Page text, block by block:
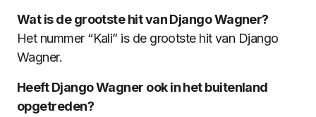
Wat is de grootste hit van Django Wagner?
Het nummer “Kali” is de grootste hit van Django
Wagner.
Heeft Django Wagner ook in het buitenland
opgetreden?